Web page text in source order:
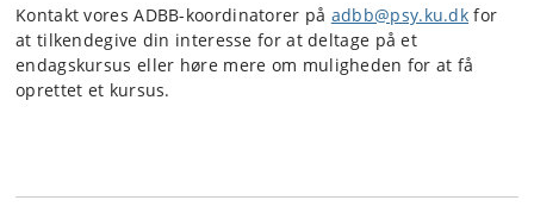
Kontakt vores ADBB-koordinatorer på adbb@psy.ku.dk for
at tilkendegive din interesse for at deltage på et
endagskursus eller høre mere om muligheden for at få
oprettet et kursus.